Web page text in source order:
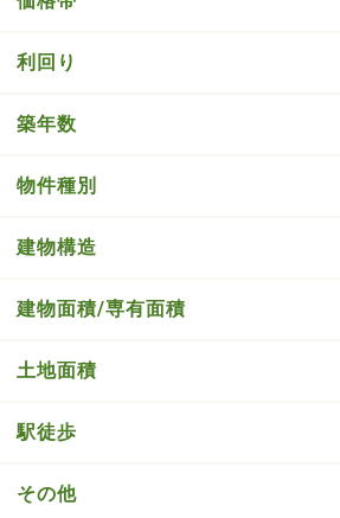
利回り
築年数
物件種別
建物構造
建物面積/専有面積
土地面積
駅徒歩
その他